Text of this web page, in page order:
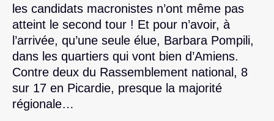
les candidats macronistes n’ont même pas
atteint le second tour ! Et pour n’avoir, à
l’arrivée, qu’une seule élue, Barbara Pompili,
dans les quartiers qui vont bien d’Amiens.
Contre deux du Rassemblement national, 8
sur 17 en Picardie, presque la majorité
régionale…